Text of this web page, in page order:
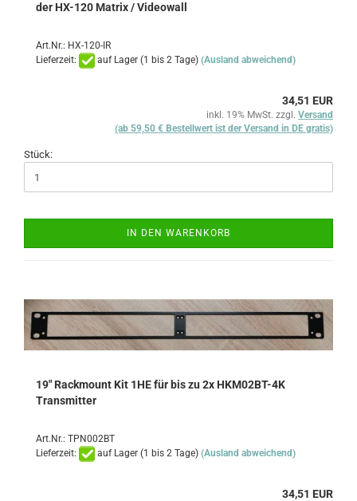
der HX-120 Matrix / Videowall
Art.Nr.: HX-120-IR
Lieferzeit:
auf Lager (1 bis 2 Tage) (Ausland abweichend)
34,51 EUR
inkl. 19% MwSt. zzgl. Versand
(ab 59,50 € Bestellwert ist der Versand in DE gratis)
Stück:
IN DEN WARENKORB
19" Rackmount Kit 1HE für bis zu 2x HKM02BT-4K
Transmitter
Art.Nr.: TPN002BT
Lieferzeit:
auf Lager (1 bis 2 Tage) (Ausland abweichend)
34,51 EUR